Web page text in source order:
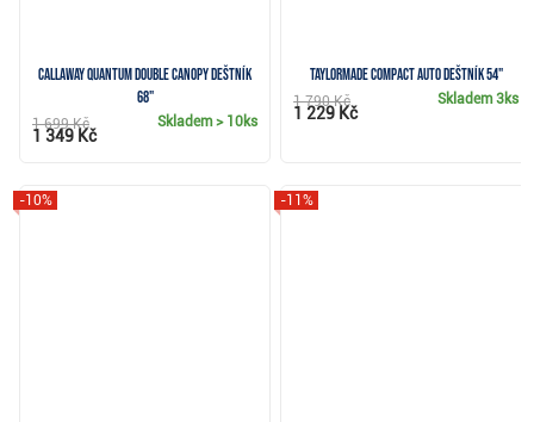
Callaway QUANTUM Double Canopy deštník
68"
Skladem> 10ks
1 699 Kč
1 349 Kč
TaylorMade Compact Auto deštník 54"
Skladem3ks
1 790 Kč
1 229 Kč
-10% -11%